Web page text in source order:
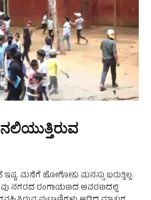
ಮನೆಗೆ ಹೋಗೋಕು ಮನಸ್ಸು ಬರುತ್ತಿಲ್ಲ.
ಇವು ನಗರದ ರಂಗಾಯಣದ ಆವರಣದಲ್ಲಿ